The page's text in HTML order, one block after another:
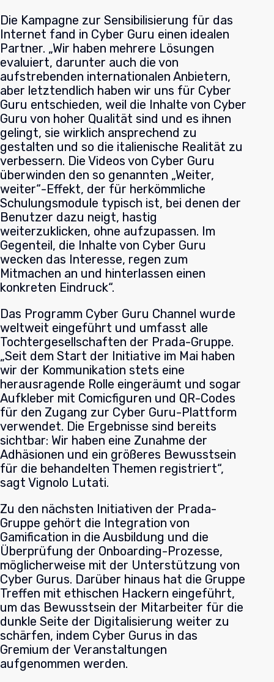
Die Kampagne zur Sensibilisierung für das
Internet fand in Cyber Guru einen idealen
Partner. „Wir haben mehrere Lösungen
evaluiert, darunter auch die von
aufstrebenden internationalen Anbietern,
aber letztendlich haben wir uns für Cyber
Guru entschieden, weil die Inhalte von Cyber
Guru von hoher Qualität sind und es ihnen
gelingt, sie wirklich ansprechend zu
gestalten und so die italienische Realität zu
verbessern. Die Videos von Cyber Guru
überwinden den so genannten „Weiter,
weiter“-Effekt, der für herkömmliche
Schulungsmodule typisch ist, bei denen der
Benutzer dazu neigt, hastig
weiterzuklicken, ohne aufzupassen. Im
Gegenteil, die Inhalte von Cyber Guru
wecken das Interesse, regen zum
Mitmachen an und hinterlassen einen
konkreten Eindruck“.
Das Programm Cyber Guru Channel wurde
weltweit eingeführt und umfasst alle
Tochtergesellschaften der Prada-Gruppe.
„Seit dem Start der Initiative im Mai haben
wir der Kommunikation stets eine
herausragende Rolle eingeräumt und sogar
Aufkleber mit Comicfiguren und QR-Codes
für den Zugang zur Cyber Guru-Plattform
verwendet. Die Ergebnisse sind bereits
sichtbar: Wir haben eine Zunahme der
Adhäsionen und ein größeres Bewusstsein
für die behandelten Themen registriert“,
sagt Vignolo Lutati.
Zu den nächsten Initiativen der Prada-
Gruppe gehört die Integration von
Gamification in die Ausbildung und die
Überprüfung der Onboarding-Prozesse,
möglicherweise mit der Unterstützung von
Cyber Gurus. Darüber hinaus hat die Gruppe
Treffen mit ethischen Hackern eingeführt,
um das Bewusstsein der Mitarbeiter für die
dunkle Seite der Digitalisierung weiter zu
schärfen, indem Cyber Gurus in das
Gremium der Veranstaltungen
aufgenommen werden.